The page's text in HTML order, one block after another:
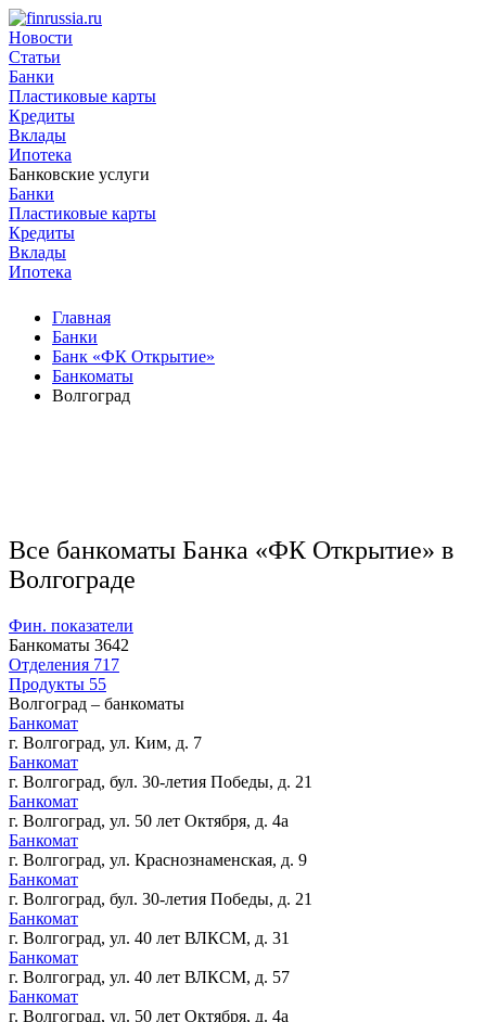
Новости
Статьи
Банки
Пластиковые карты
Кредиты
Вклады
Ипотека
Банковские услуги
Банки
Пластиковые карты
Кредиты
Вклады
Ипотека
Главная
Банки
Банк «ФК Открытие»
Банкоматы
Волгоград
Все банкоматы Банка «ФК Открытие» в
Волгограде
Фин. показатели
Банкоматы 3642
Отделения 717
Продукты 55
Волгоград – банкоматы
Банкомат
г. Волгоград, ул. Ким, д. 7
Банкомат
г. Волгоград, бул. 30-летия Победы, д. 21
Банкомат
г. Волгоград, ул. 50 лет Октября, д. 4а
Банкомат
г. Волгоград, ул. Краснознаменская, д. 9
Банкомат
г. Волгоград, бул. 30-летия Победы, д. 21
Банкомат
г. Волгоград, ул. 40 лет ВЛКСМ, д. 31
Банкомат
г. Волгоград, ул. 40 лет ВЛКСМ, д. 57
Банкомат
г. Волгоград, ул. 50 лет Октября, д. 4а